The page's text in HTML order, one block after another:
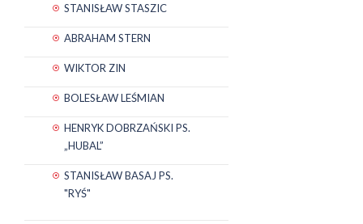
STANISŁAW STASZIC
ABRAHAM STERN
WIKTOR ZIN
BOLESŁAW LEŚMIAN
HENRYK DOBRZAŃSKI PS.
„HUBAL”
STANISŁAW BASAJ PS.
"RYŚ"